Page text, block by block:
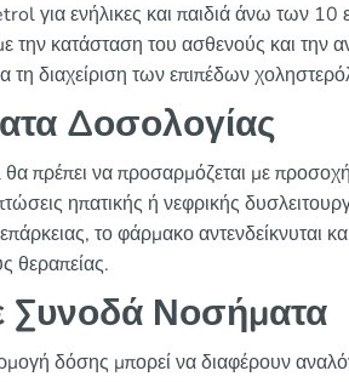
για ενήλικες και παιδιά άνω των
την κατάσταση του ασθενούς και την
τη διαχείριση των επιπέδων
Δοσολογίας
πρέπει να προσαρμόζεται με
ηπατικής ή νεφρικής
το φάρμακο αντενδείκνυται
θεραπείας.
Συνοδά Νοσήματα
δόσης μπορεί να διαφέρουν